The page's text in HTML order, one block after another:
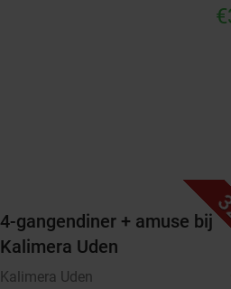
4-gangendiner + amuse bij
Kalimera Uden
Kalimera Uden